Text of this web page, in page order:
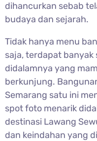
dihancurkan sebab
budaya dan sejarah.
Tidak hanya menu
saja, terdapat banyak
didalamnya yang
berkunjung.
Semarang satu ini
spot foto menarik
destinasi Lawang
dan keindahan yang